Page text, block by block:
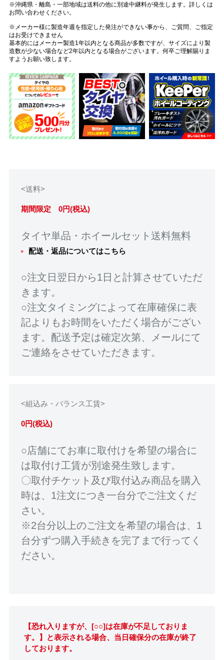
※沖縄県・離島・一部地域は送料の他に別途中継料が発生します。詳しくは
お問い合わせください。
※メーカー様に製造年週を指定した発注ができない事から、ご質問、ご指定
はお受けできません
基本的にはメーカー製造1年以内となる商品が多数ですが、サイズにより製
造数が少ない場合など2年以内となる場合がございます。何卒ご理解賜りま
すようお願い致します。
<送料>
期間限定 0円(税込)
タイヤ単品・ホイールセット送料無料
配送・返品についてはこちら
○注文日翌日から1日と計算させていただ
きます。
○注文タイミングによって在庫確保に表
記よりもお時間をいただく場合がござい
ます。配送予定は確定次第、メールにて
ご連絡をさせていただきます。
<組込み・バランス工賃>
0円(税込)
○店舗にてお車に取付けを希望の場合に
は取付け工賃が別途発生致します。
〇取付チケット及び取付込み商品を購入
時は、1注文につき一台分でご注文くだ
さい。
※2台分以上のご注文を希望の場合は、1
台分ずつ購入手続きを完了まで行ってく
ださい。
【恐れ入りますが、[○○]は在庫が不足しておりま
す。】と表示される場合、当日確保分の在庫が終了
しております。